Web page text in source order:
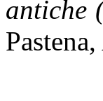
antiche